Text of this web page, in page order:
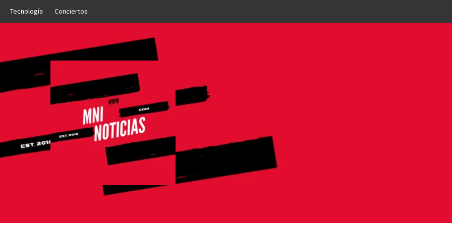
Tecnología Conciertos